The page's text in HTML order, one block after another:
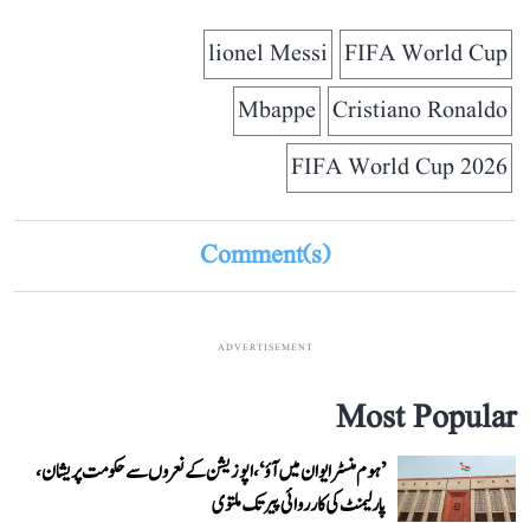
FIFA World Cup
lionel Messi
Cristiano Ronaldo
Mbappe
FIFA World Cup 2026
Comment(s)
ADVERTISEMENT
Most Popular
’ہوم منسٹر ایوان میں آؤ‘، اپوزیشن کے نعروں سے حکومت پریشان،
پارلیمنٹ کی کارروائی پیر تک ملتوی